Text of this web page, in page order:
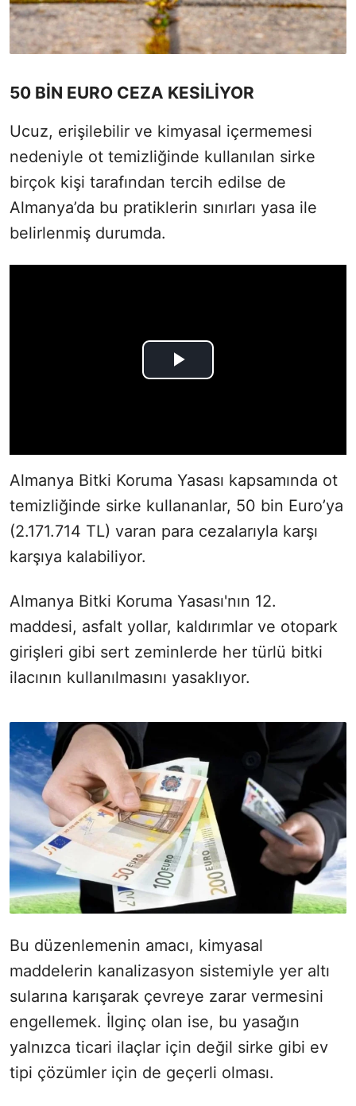
50 BİN EURO CEZA KESİLİYOR
Ucuz, erişilebilir ve kimyasal içermemesi
nedeniyle ot temizliğinde kullanılan sirke
birçok kişi tarafından tercih edilse de
Almanya’da bu pratiklerin sınırları yasa ile
belirlenmiş durumda.
Almanya Bitki Koruma Yasası kapsamında ot
temizliğinde sirke kullananlar, 50 bin Euro’ya
(2.171.714 TL) varan para cezalarıyla karşı
karşıya kalabiliyor.
Almanya Bitki Koruma Yasası'nın 12.
maddesi, asfalt yollar, kaldırımlar ve otopark
girişleri gibi sert zeminlerde her türlü bitki
ilacının kullanılmasını yasaklıyor.
Bu düzenlemenin amacı, kimyasal
maddelerin kanalizasyon sistemiyle yer altı
sularına karışarak çevreye zarar vermesini
engellemek. İlginç olan ise, bu yasağın
yalnızca ticari ilaçlar için değil sirke gibi ev
tipi çözümler için de geçerli olması.